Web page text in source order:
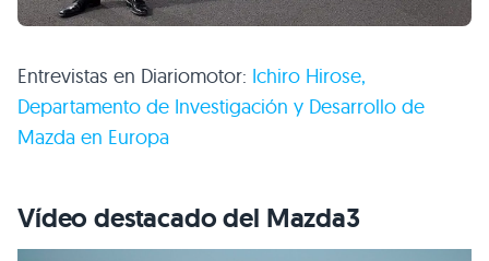
Entrevistas en Diariomotor: Ichiro Hirose,
Departamento de Investigación y Desarrollo de
Mazda en Europa
Vídeo destacado del Mazda3